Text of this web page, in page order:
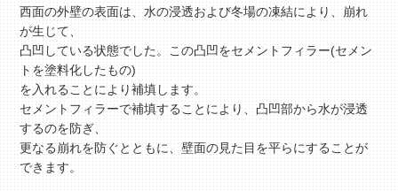
西面の外壁の表面は、水の浸透および冬場の凍結により、崩れ
が生じて、
凸凹している状態でした。この凸凹をセメントフィラー(セメン
トを塗料化したもの)
を入れることにより補填します。
セメントフィラーで補填することにより、凸凹部から水が浸透
するのを防ぎ、
更なる崩れを防ぐとともに、壁面の見た目を平らにすることが
できます。